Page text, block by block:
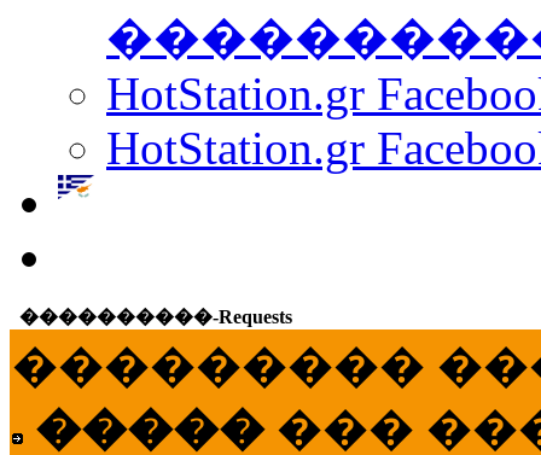
HotStation.gr
HotStation.gr
����������-Requests
���������
����� ���